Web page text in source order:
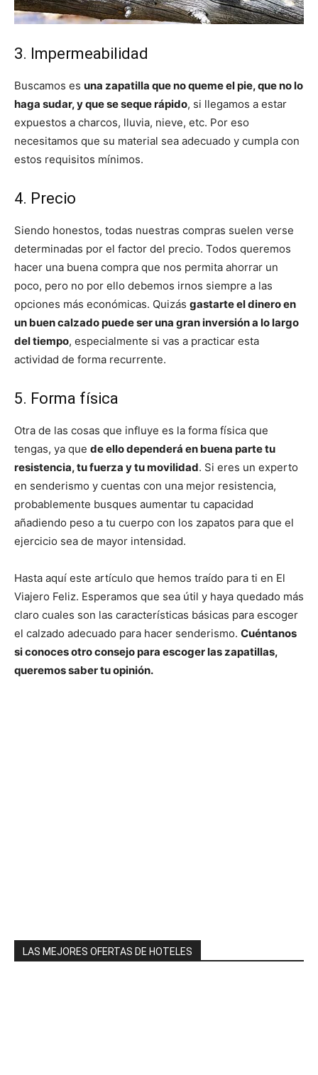
3. Impermeabilidad
Buscamos es una zapatilla que no queme el pie, que no lo
haga sudar, y que se seque rápido, si llegamos a estar
expuestos a charcos, lluvia, nieve, etc. Por eso
necesitamos que su material sea adecuado y cumpla con
estos requisitos mínimos.
4. Precio
Siendo honestos, todas nuestras compras suelen verse
determinadas por el factor del precio. Todos queremos
hacer una buena compra que nos permita ahorrar un
poco, pero no por ello debemos irnos siempre a las
opciones más económicas. Quizás gastarte el dinero en
un buen calzado puede ser una gran inversión a lo largo
del tiempo, especialmente si vas a practicar esta
actividad de forma recurrente.
5. Forma física
Otra de las cosas que influye es la forma física que
tengas, ya que de ello dependerá en buena parte tu
resistencia, tu fuerza y tu movilidad. Si eres un experto
en senderismo y cuentas con una mejor resistencia,
probablemente busques aumentar tu capacidad
añadiendo peso a tu cuerpo con los zapatos para que el
ejercicio sea de mayor intensidad.
Hasta aquí este artículo que hemos traído para ti en El
Viajero Feliz. Esperamos que sea útil y haya quedado más
claro cuales son las características básicas para escoger
el calzado adecuado para hacer senderismo. Cuéntanos
si conoces otro consejo para escoger las zapatillas,
queremos saber tu opinión.
LAS MEJORES OFERTAS DE HOTELES